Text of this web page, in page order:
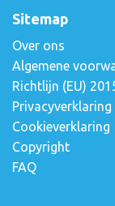
Sitemap
Over ons
Algemene
Richtlijn (EU)
Privacyverklaring
Cookieverklaring
Copyright
FAQ